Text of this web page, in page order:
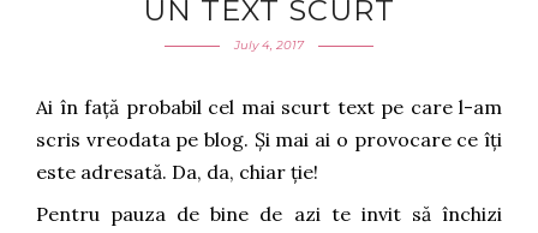
UN TEXT SCURT
July 4, 2017
Ai în față probabil cel mai scurt text pe care l-am
scris vreodata pe blog. Și mai ai o provocare ce îți
este adresată. Da, da, chiar ție!
Pentru pauza de bine de azi te invit să închizi